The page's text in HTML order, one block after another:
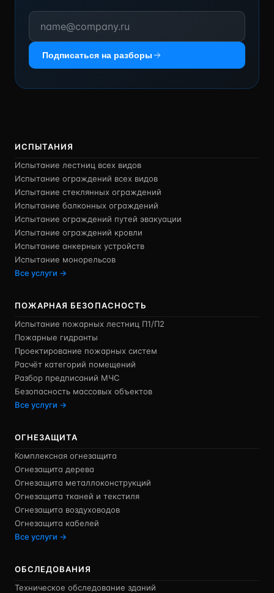
Подписаться на разборы
ИСПЫТАНИЯ
Испытание лестниц всех видов
Испытание ограждений всех видов
Испытание стеклянных ограждений
Испытание балконных ограждений
Испытание ограждений путей эвакуации
Испытание ограждений кровли
Испытание анкерных устройств
Испытание монорельсов
Все услуги →
ПОЖАРНАЯ БЕЗОПАСНОСТЬ
Испытание пожарных лестниц П1/П2
Пожарные гидранты
Проектирование пожарных систем
Расчёт категорий помещений
Разбор предписаний МЧС
Безопасность массовых объектов
Все услуги →
ОГНЕЗАЩИТА
Комплексная огнезащита
Огнезащита дерева
Огнезащита металлоконструкций
Огнезащита тканей и текстиля
Огнезащита воздуховодов
Огнезащита кабелей
Все услуги →
ОБСЛЕДОВАНИЯ
Техническое обследование зданий